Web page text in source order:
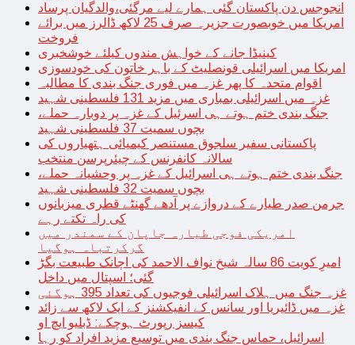
انجوجس دن پاکستان گئی ہمارے لیے مرگئی،والدگیان پرساد
امریکا میں خوبصورت جزیرہ صرف 25 لاکھ ڈالرز میں برائے
فروخت
کینیڈا جانے کے خواہش مندوں کیلئے خوشخبری
امریکا میں اسرائیلی قونصلیٹ کے باہر خاتون کی خودسوزی
اقوام متحدہ کا پھر غزہ میں فوری جنگ بندی کا مطالبہ
غزہ میں اسرائیلی بمباری میں مزید 131 فلسطینی شہید
جنگ بندی ختم ہوتے ہی اسرئیل کے غزہ پر دوبارہ حملے،
بچوں سمیت 37 فلسطینی شہید
پاکستانی سفیر سلجوق مستنصر کیمیائی ہتھیاروں کی
سالانہ کانفرنس کے چیئرپرسن منتخب
جنگ بندی ختم ہوتے ہی اسرائیل کے غزہ پر وحشیانہ حملے،
بچوں سمیت 32 فلسطینی شہید
جرمن صدر طیارے کے دروازے پر آدھے گھنٹے قطری میزبانوں
کی راہ تکتے رہے
امریکی فوجی طیارہ جاپان کے سمندر میں
گرکرتباہ ہوگیا
امیرِ کویت 86 سالہ شیخ نواف الاحمد کی اچانک طبیعت بگڑ
گئی؛ اسپتال میں داخل
غزہ جنگ میں ہلاک اسرائیلی فوجیوں کی تعداد 395 ہوگئی
غزہ میں ڈائیریا اور سانس کے انفیکشنز کے ایک لاکھ سے زائد
کیسز رپورٹ ہوچکے: ڈبلیو ایچ او
اسرائیل، حماس جنگ بندی میں توسیع مزید افراد کو رہا